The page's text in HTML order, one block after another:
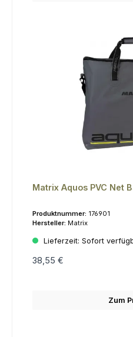
Matrix Aquos PVC Net
Produktnummer: 176901
Hersteller: Matrix
Lieferzeit: Sofort
38,55 €
Zum